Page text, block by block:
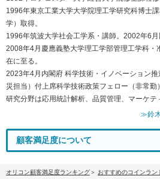
1996年東京工業大学大学院理工学研究科博士
学）取得。
1996年筑波大学社会工学系・講師。2002年6月
2008年4月慶應義塾大学理工学部管理工学科
在に至る。
2023年4月内閣府 科学技術・イノベーション
災担当）付上席科学技術政策フェロー（非常勤）
研究分野は応用統計解析、品質管理、マーケテ
≫鈴
顧客満足度について
オリコン顧客満足度ランキング
おすすめのコインラン